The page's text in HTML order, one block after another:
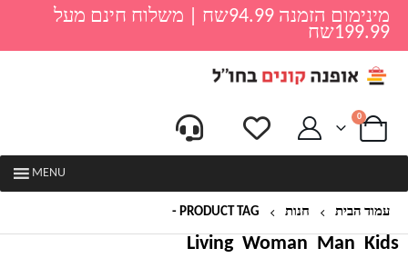
מינימום הזמנה 94.99שח | משלוח חינם מעל
199.99שח
0
MENU
עמוד הבית חנות PRODUCT TAG -
Kids
Man
Woman
Living